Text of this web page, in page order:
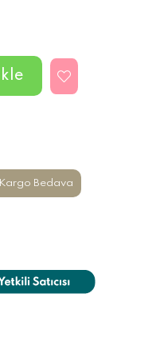
Kargo Bedava